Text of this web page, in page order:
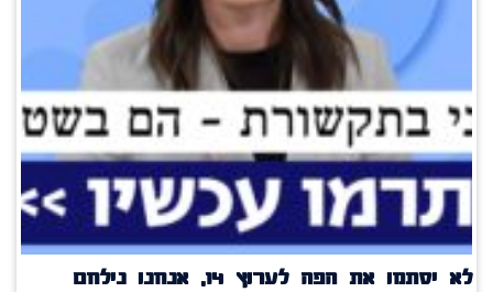
לא יסתמו את הפה לערוץ 14, אנחנו נילחם